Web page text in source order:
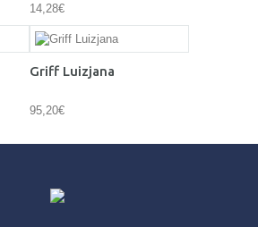
14,28€
Griff Luizjana
95,20€